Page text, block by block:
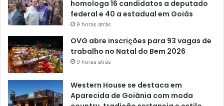
homologa 16 candidatos a deputado
federal e 40 a estadual em Goiás
9 horas atrás
OVG abre inscrições para 93 vagas de
trabalho no Natal do Bem 2026
9 horas atrás
Western House se destaca em
Aparecida de Goiânia com moda